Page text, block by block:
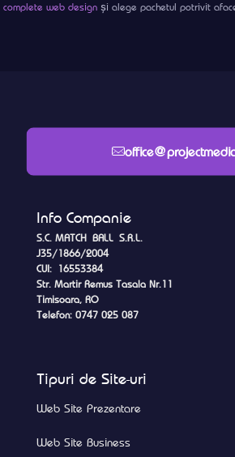
complete web design și alege pachetul potrivit
Info Companie
S.C. MATCH BALL S.R.L.
J35/1866/2004
CUI: 16553384
Str. Martir Remus Tasala Nr.11
Timisoara, RO
Telefon: 0747 025 087
Tipuri de Site-uri
Web Site Prezentare
Web Site Business